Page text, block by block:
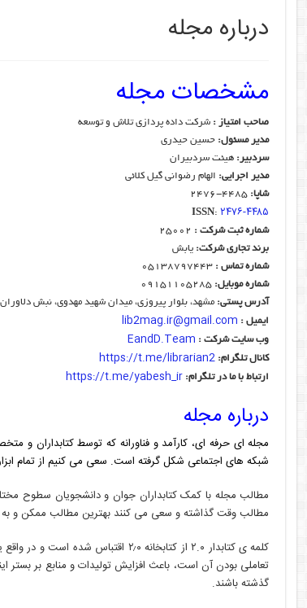
درباره مجله
مشخصات مجله
صاحب امتیاز : شرکت داده پردازی تلاش و توسعه
مدیر مسئول: حسین حیدری
سردبیر: هیئت سردبیران
مدیر اجرایی: الهام رضوانی گیل کلائی
شاپا:
ISSN: ۲۴۷۶-۴۴۸۵
شماره ثبت شرکت :
برند تجاری شرکت: یابش
شماره تماس : ۰۵۱۳۸۷۹۷۴۴۳
شماره موبایل:
آدرس پستی: مشهد، بلوار پیروزی، میدان شهید مهدوی، نبش دلاوران ۲، پ۴
ایمیل : lib2mag.ir@gmail.com
وب سایت شرکت : EandD.Team
کانال تلگرام: https://t.me/librarian2
ارتباط با ما در تلگرام: https://t.me/yabesh_ir
درباره مجله
مجله ای حرفه ای، کارآمد و فناورانه که توسط کتابداران و
شبکه های اجتماعی شکل گرفته است. سعی می کنیم از تمام
مطالب مجله با کمک کتابداران جوان و دانشجویان سطوح
مطالب وقت گذاشته و سعی می کنند بهترین مطالب ممکن و به روزترین
تعاملی بودن آن است، باعث افزایش تولیدات و منابع بر بستر
گذشته باشند.